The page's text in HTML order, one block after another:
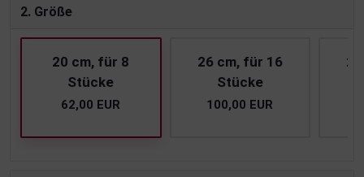
2. Größe
20 cm, für 8
Stücke
62,00 EUR
26 cm, für 16
Stücke
100,00 EUR